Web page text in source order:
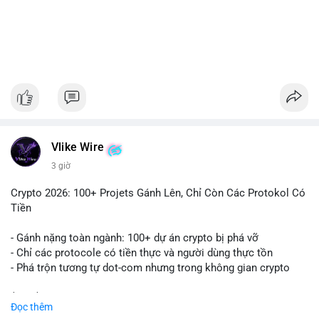
Vlike Wire
3 giờ
Crypto 2026: 100+ Projets Gánh Lên, Chỉ Còn Các Protokol Có
Tiền
- Gánh nặng toàn ngành: 100+ dự án crypto bị phá vỡ
- Chỉ các protocole có tiền thực và người dùng thực tồn
- Phá trộn tương tự dot-com nhưng trong không gian crypto
Đọc thêm